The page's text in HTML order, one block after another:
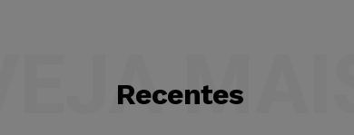
Recentes
VEJA MAIS